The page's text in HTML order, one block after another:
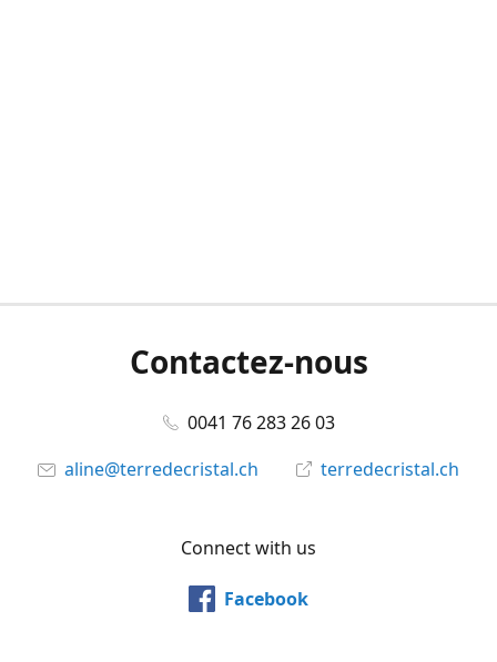
Contactez-nous
0041 76 283 26 03
aline@terredecristal.ch
terredecristal.ch
Connect with us
Facebook